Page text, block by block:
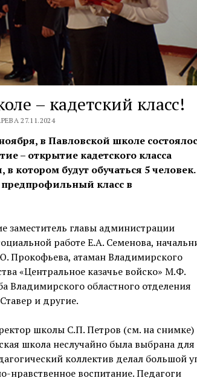
– кадетский класс!
27.11.2024
в Павловской школе
– открытие кадетского класса
котором будут обучаться 5 человек.
класс в
заместитель главы администрации
работе Е.А. Семенова,
Прокофьева, атаман Владимирского
«Центральное казачье войско» М.Ф.
Владимирского областного отделения
и другие.
школы С.П. Петров (см. на снимке)
школа неслучайно была выбрана для
коллектив делал большой
нравственное воспитание. Педагоги